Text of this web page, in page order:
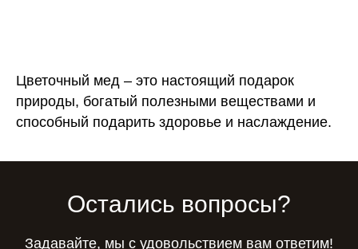
Цветочный мед – это настоящий подарок
природы, богатый полезными веществами и
способный подарить здоровье и наслаждение.
Остались вопросы?
Задавайте, мы с удовольствием вам ответим!